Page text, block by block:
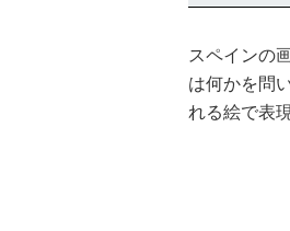
スペインの
は何かを問
れる絵で表